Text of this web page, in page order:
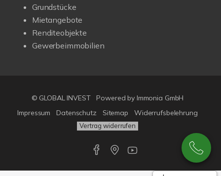
Grundstücke
Mietangebote
Renditeobjekte
Gewerbeimmobilien
© GLOBAL INVEST Powered by Immonia GmbH
Impressum
Datenschutz Sitemap Widerrufsbelehrung
Vertrag widerrufen